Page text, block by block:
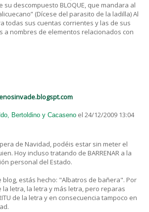
su descompuesto BLOQUE, que mandara al
(Dícese del parasito de la ladilla) Al
todas sus cuentas corrientes y las de sus
a nombres de elementos relacionados con
Bertoldino y Cacaseno el 24/12/2009 13:04
de Navidad, podéis estar sin meter el
Hoy incluso tratando de BARRENAR a la
personal del Estado.
blog, estás hecho: "Albatros de bañera". Por
la letra, la letra y más letra, pero reparas
de la letra y en consecuencia tampoco en